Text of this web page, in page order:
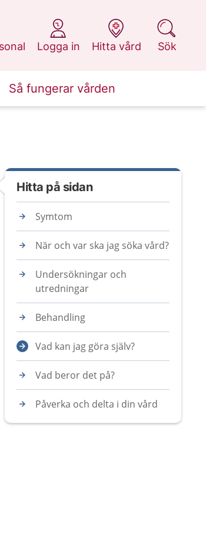
Logga in
på 1177.se
Hitta vård
på 1177.se
Sök
på 1177.se
Så fungerar vården
Hitta på sidan
Symtom
När och var ska jag söka vård?
Undersökningar och
utredningar
Behandling
Vad kan jag göra själv?
Vad beror det på?
Påverka och delta i din vård